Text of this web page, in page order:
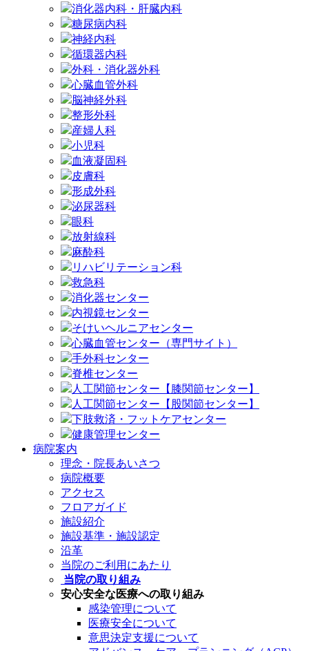
消化器内科・肝臓内科
糖尿病内科
神経内科
循環器内科
外科・消化器外科
心臓血管外科
脳神経外科
整形外科
産婦人科
小児科
血液凝固科
皮膚科
形成外科
泌尿器科
眼科
放射線科
麻酔科
リハビリテーション科
救急科
消化器センター
内視鏡センター
そけいヘルニアセンター
心臓血管センター（専門サイト）
手外科センター
脊椎センター
人工関節センター【膝関節センター】
人工関節センター【股関節センター】
下肢救済・フットケアセンター
健康管理センター
病院案内
理念・院長あいさつ
病院概要
アクセス
フロアガイド
施設紹介
施設基準・施設認定
沿革
当院のご利用にあたり
当院の取り組み
安心安全な医療への取り組み
感染管理について
医療安全について
意思決定支援について